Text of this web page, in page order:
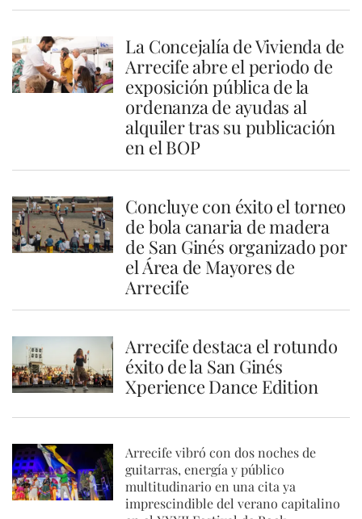
La Concejalía de Vivienda de
Arrecife abre el periodo de
exposición pública de la
ordenanza de ayudas al
alquiler tras su publicación
en el BOP
Concluye con éxito el torneo
de bola canaria de madera
de San Ginés organizado por
el Área de Mayores de
Arrecife
Arrecife destaca el rotundo
éxito de la San Ginés
Xperience Dance Edition
Arrecife vibró con dos noches de
guitarras, energía y público
multitudinario en una cita ya
imprescindible del verano capitalino